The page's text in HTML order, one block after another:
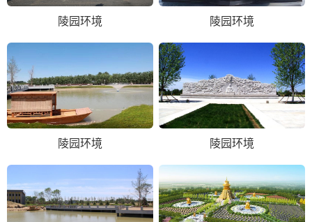
陵园环境 陵园环境
陵园环境 陵园环境